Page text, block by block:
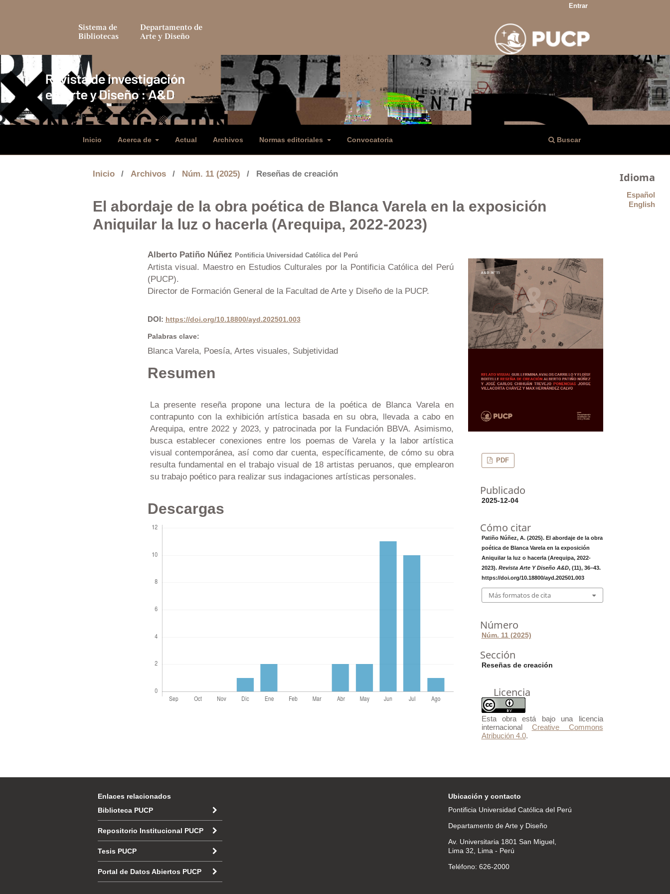
Sistema de
Bibliotecas
Departamento de
Arte y Diseño
Inicio Acerca de Actual Archivos Normas editoriales Convocatoria Buscar
Entrar
Inicio / Archivos / Núm. 11 (2025) / Reseñas de creación
El abordaje de la obra poética de Blanca Varela en la exposición
Aniquilar la luz o hacerla (Arequipa, 2022-2023)
Alberto Patiño Núñez Pontificia Universidad Católica del Perú
Artista visual. Maestro en Estudios Culturales por la Pontificia Católica del Perú
(PUCP).
Director de Formación General de la Facultad de Arte y Diseño de la PUCP.
DOI: https://doi.org/10.18800/ayd.202501.003
Palabras clave:
Blanca Varela, Poesía, Artes visuales, Subjetividad
Resumen
La presente reseña propone una lectura de la poética de Blanca Varela en
contrapunto con la exhibición artística basada en su obra, llevada a cabo en
Arequipa, entre 2022 y 2023, y patrocinada por la Fundación BBVA. Asimismo,
busca establecer conexiones entre los poemas de Varela y la labor artística
visual contemporánea, así como dar cuenta, específicamente, de cómo su obra
resulta fundamental en el trabajo visual de 18 artistas peruanos, que emplearon
su trabajo poético para realizar sus indagaciones artísticas personales.
Descargas
PDF
Publicado
2025-12-04
Cómo citar
Patiño Núñez, A. (2025). El abordaje de la obra
poética de Blanca Varela en la exposición
Aniquilar la luz o hacerla (Arequipa, 2022-
2023). Revista Arte Y Diseño A&D, (11), 36–43.
https://doi.org/10.18800/ayd.202501.003
Más formatos de cita
Número
Núm. 11 (2025)
Sección
Reseñas de creación
Licencia
Esta obra está bajo una licencia
internacional Creative Commons
Atribución 4.0.
Idioma
Español
English
Enlaces relacionados
Biblioteca PUCP
Repositorio Institucional PUCP
Tesis PUCP
Portal de Datos Abiertos PUCP
Ubicación y contacto
Pontificia Universidad Católica del Perú
Departamento de Arte y Diseño
Av. Universitaria 1801 San Miguel,
Lima 32, Lima - Perú
Teléfono: 626-2000